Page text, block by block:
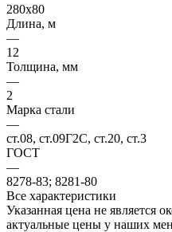
280х80
Длина, м
—
12
Толщина, мм
—
2
Марка стали
—
ст.08, ст.09Г2С, ст.20, ст.3
ГОСТ
—
8278-83; 8281-80
Все характеристики
Указанная цена не является
актуальные цены у наших